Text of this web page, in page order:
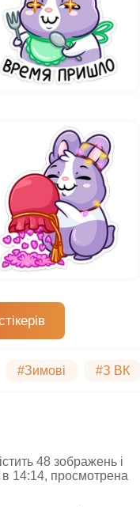
#Зимові #З ВК
48 зображень і
14:14, просмотрена